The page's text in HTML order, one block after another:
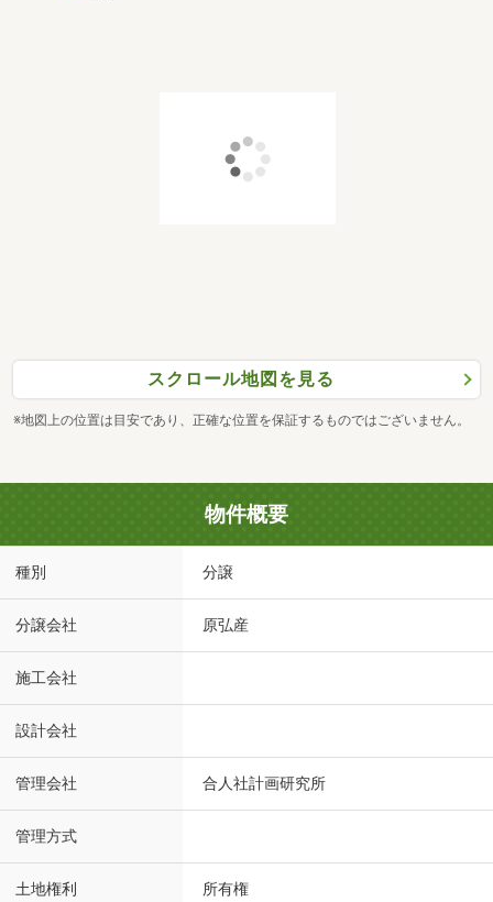
スクロール地図を見る
※地図上の位置は目安であり、正確な位置を保証するものではございません。
物件概要
種別 分譲
分譲会社 原弘産
施工会社
設計会社
管理会社 合人社計画研究所
管理方式
土地権利 所有権